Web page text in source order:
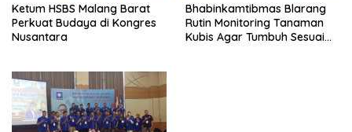
Ketum HSBS Malang Barat
Perkuat Budaya di Kongres
Nusantara
Bhabinkamtibmas Blarang
Rutin Monitoring Tanaman
Kubis Agar Tumbuh Sesuai